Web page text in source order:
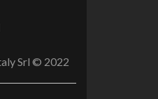
Srl © 2022